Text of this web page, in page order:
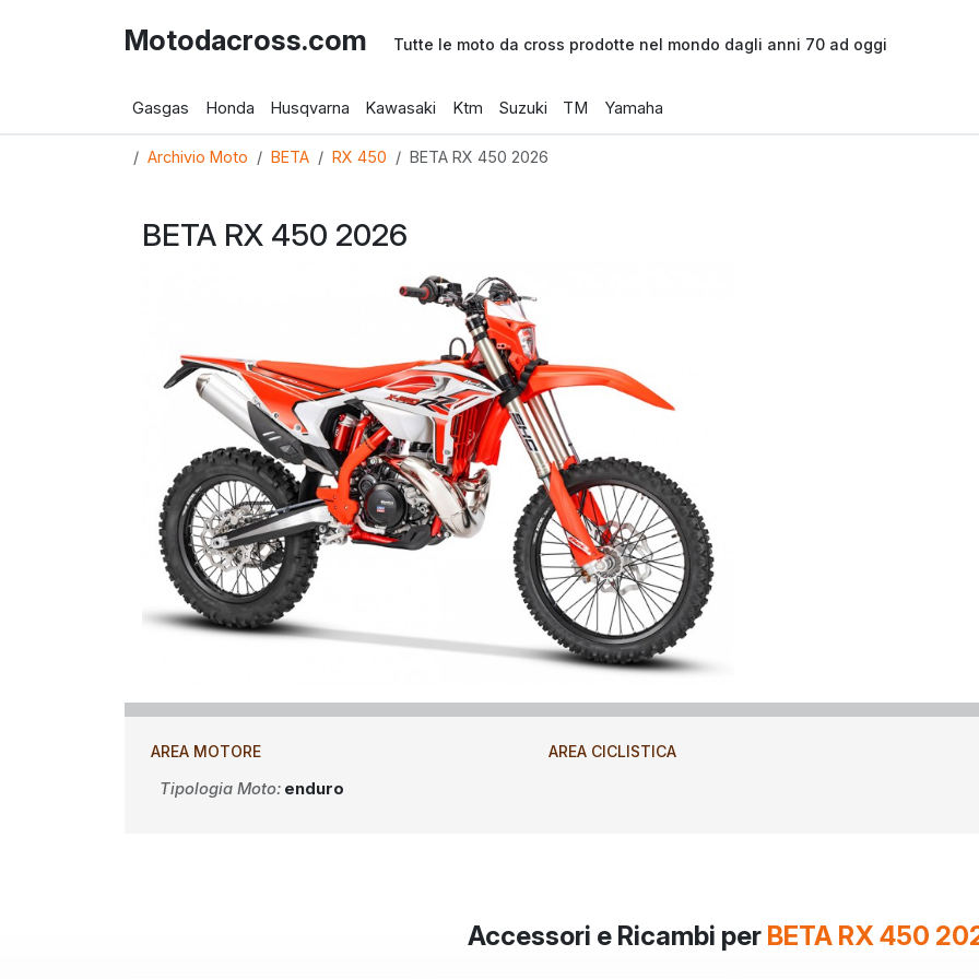
Motodacross.com Tutte le moto da cross prodotte nel mondo dagli anni 70 ad oggi
Gasgas Honda Husqvarna Kawasaki Ktm Suzuki TM Yamaha
Archivio Moto BETA RX 450 BETA RX 450 2026
BETA RX 450 2026
AREA MOTORE
Tipologia Moto: enduro
AREA CICLISTICA
Accessori e Ricambi per BETA RX 450